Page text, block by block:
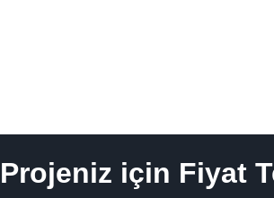
Projeniz için Fiyat